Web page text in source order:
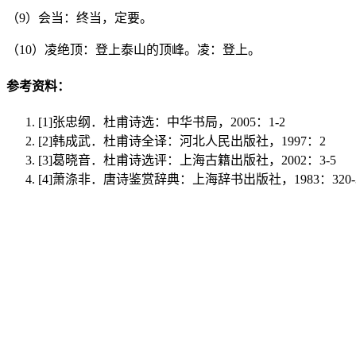
（9） 会当：终当，定要。
（10） 凌绝顶：登上泰山的顶峰。凌：登上。
参考资料：
[1]张忠纲．杜甫诗选：中华书局，2005：1-2
[2]韩成武．杜甫诗全译：河北人民出版社，1997：2
[3]葛晓音．杜甫诗选评：上海古籍出版社，2002：3-5
[4]萧涤非．唐诗鉴赏辞典：上海辞书出版社，1983：320-